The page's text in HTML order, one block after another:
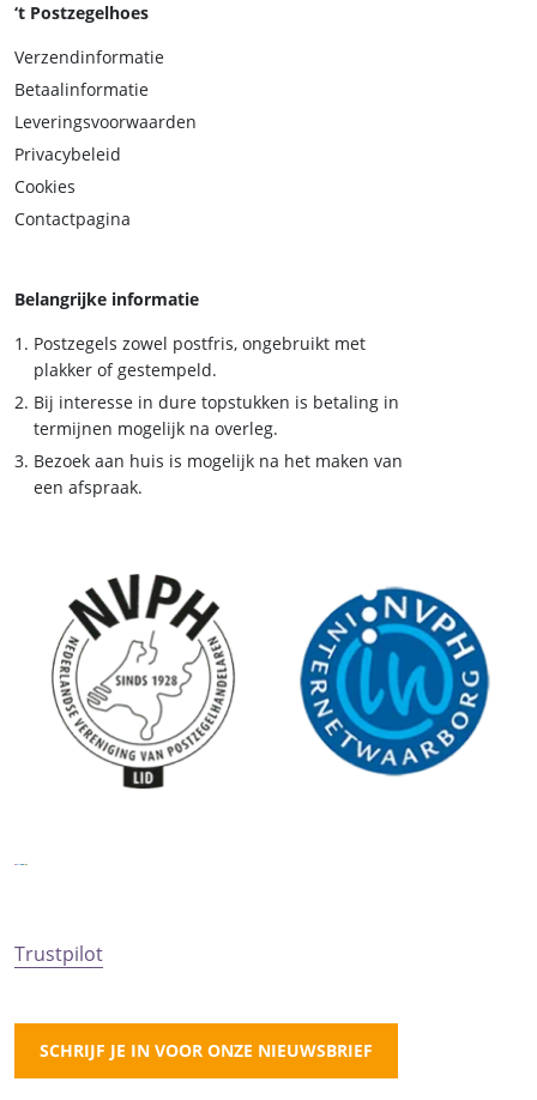
‘t Postzegelhoes
Verzendinformatie
Betaalinformatie
Leveringsvoorwaarden
Privacybeleid
Cookies
Contactpagina
Belangrijke informatie
Postzegels zowel postfris, ongebruikt met
plakker of gestempeld.
Bij interesse in dure topstukken is betaling in
termijnen mogelijk na overleg.
Bezoek aan huis is mogelijk na het maken van
een afspraak.
Trustpilot
SCHRIJF JE IN VOOR ONZE NIEUWSBRIEF